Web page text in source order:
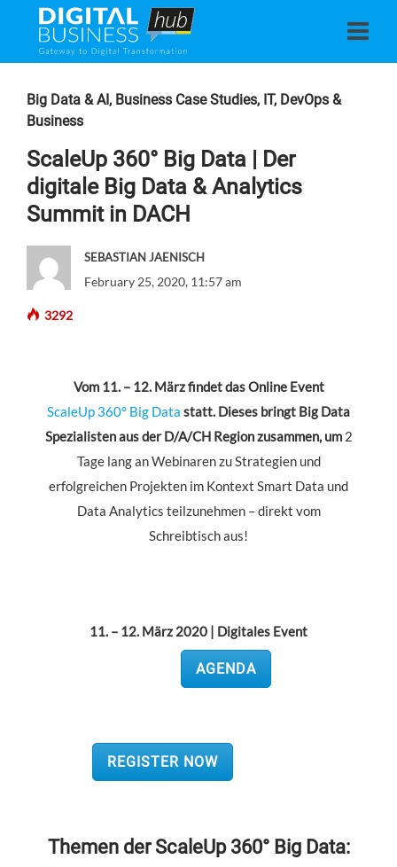
Big Data & AI, Business Case Studies, IT, DevOps &
Business
ScaleUp 360° Big Data | Der
digitale Big Data & Analytics
Summit in DACH
SEBASTIAN JAENISCH
February 25, 2020, 11:57 am
3292
Vom 11. – 12. März findet das Online Event
ScaleUp 360° Big Data statt. Dieses bringt Big Data
Spezialisten aus der D/A/CH Region zusammen, um 2
Tage lang an Webinaren zu Strategien und
erfolgreichen Projekten im Kontext Smart Data und
Data Analytics teilzunehmen – direkt vom
Schreibtisch aus!
11. – 12. März 2020 | Digitales Event
AGENDA
REGISTER NOW
Themen der ScaleUp 360° Big Data: